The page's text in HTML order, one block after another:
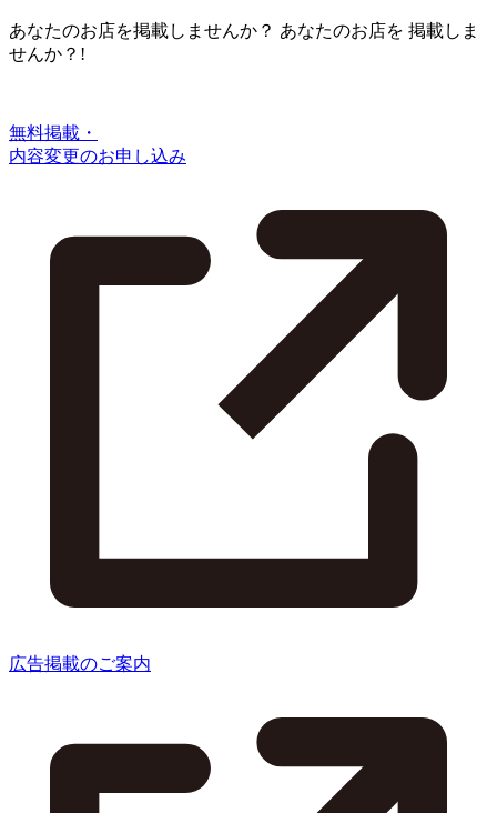
あなたのお店を掲載しませんか？ あなたのお店を 掲載しま
せんか？!
無料掲載・
内容変更のお申し込み
広告掲載のご案内